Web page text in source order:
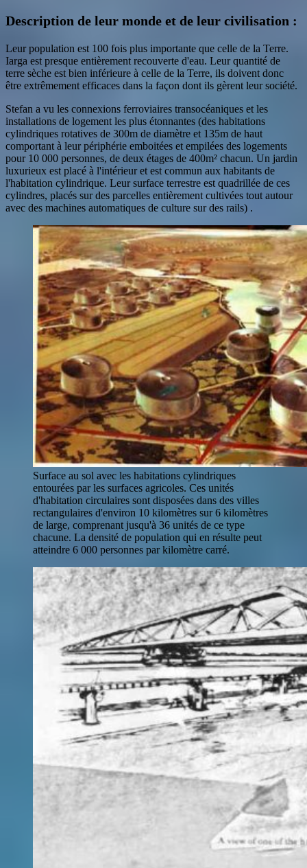
Description de leur monde et de leur civilisation :
Leur population est 100 fois plus importante que celle de la Terre.
Iarga est presque entièrement recouverte d'eau. Leur quantité de
terre sèche est bien inférieure à celle de la Terre, ils doivent donc
être extrêmement efficaces dans la façon dont ils gèrent leur société.
Stefan a vu les connexions ferroviaires transocéaniques et les
installations de logement les plus étonnantes (des habitations
cylindriques rotatives de 300m de diamètre et 135m de haut
comportant à leur périphérie emboitées et empilées des logements
pour 10 000 personnes, de deux étages de 400m² chacun. Un jardin
luxurieux est placé à l'intérieur et est commun aux habitants de
l'habitation cylindrique. Leur surface terrestre est quadrillée de ces
cylindres, placés sur des parcelles entièrement cultivées tout autour
avec des machines automatiques de culture sur des rails) .
Surface au sol avec les habitations cylindriques
entourées par les surfaces agricoles. Ces unités
d'habitation circulaires sont disposées dans des villes
rectangulaires d'environ 10 kilomètres sur 6 kilomètres
de large, comprenant jusqu'à 36 unités de ce type
chacune. La densité de population qui en résulte peut
atteindre 6 000 personnes par kilomètre carré.